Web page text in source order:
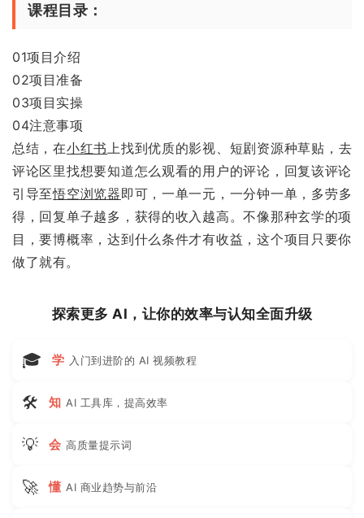
课程目录：
01项目介绍
02项目准备
03项目实操
04注意事项
总结，在小红书 上找到优质的影视、短剧资源种草贴，去
评论区里找想要知道怎么观看的用户的评论，回复该评论
引导至悟空浏览器即可，一单一元，一分钟一单，多劳多
得，回复单子越多，获得的收入越高。不像那种玄学的项
目，要博概率，达到什么条件才有收益，这个项目只要你
做了就有。
探索更多 AI，让你的效率与认知全面升级
🎓 学 入门到进阶的 AI 视频教程
🛠 知 AI 工具库，提高效率
💡 会 高质量提示词
🚀 懂 AI 商业趋势与前沿